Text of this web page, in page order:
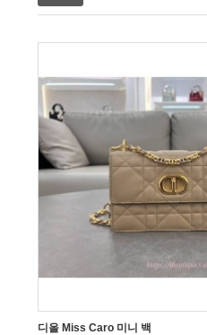
디올 Miss Caro 미니 백